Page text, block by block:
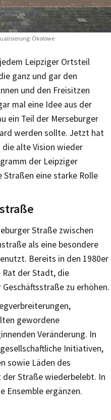
Ökolöwe
Leipziger Ortsteil
ganz und gar den
und den Freisitzen
mal eine Idee aus der
ein Teil der Merseburger
werden sollte. Jetzt hat
alte Vision wieder
der Leipziger
Straßen eine starke Rolle
Straße zwischen
als eine besondere
Bereits in den 1980er
Rat der Stadt, die
zu erhöhen.
gewordene
Veränderung. In
Initiativen,
sowie Läden des
der Straße wiederbelebt. In
Ensemble ergänzen.